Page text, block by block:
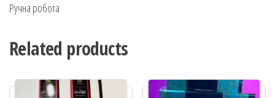
Ручна робота
Related products